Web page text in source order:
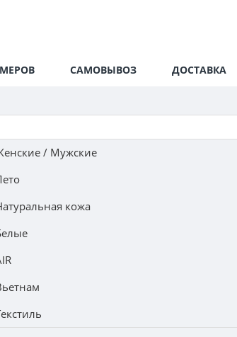
САМОВЫВОЗ ДОСТАВКА
/ Мужские
кожа